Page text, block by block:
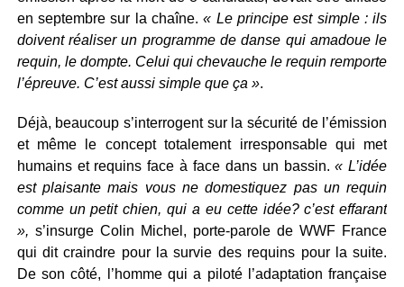
en septembre sur la chaîne. « Le principe est simple : ils
doivent réaliser un programme de danse qui amadoue le
requin, le dompte. Celui qui chevauche le requin remporte
l’épreuve. C’est aussi simple que ça ».
Déjà, beaucoup s’interrogent sur la sécurité de l’émission
et même le concept totalement irresponsable qui met
humains et requins face à face dans un bassin.« L’idée
est plaisante mais vous ne domestiquez pas un requin
comme un petit chien, qui a eu cette idée? c’est effarant
», s’insurge Colin Michel, porte-parole de WWF France
qui dit craindre pour la survie des requins pour la suite.
De son côté, l’homme qui a piloté l’adaptation française